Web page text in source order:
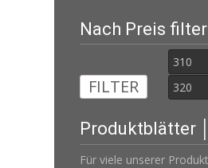
Nach Preis
Min.
Preis
FILTER
Produktblätter
Für viele unserer